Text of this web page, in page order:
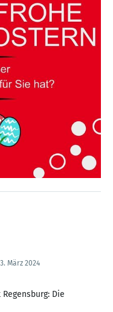
März 2024
Die